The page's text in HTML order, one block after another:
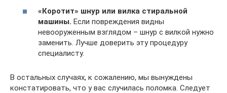
«Коротит» шнур или вилка стиральной
машины. Если повреждения видны
невооруженным взглядом – шнур с вилкой нужно
заменить. Лучше доверить эту процедуру
специалисту.
В остальных случаях, к сожалению, мы вынуждены
констатировать, что у вас случилась поломка. Следует